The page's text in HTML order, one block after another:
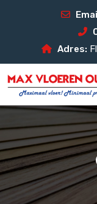
Adres: